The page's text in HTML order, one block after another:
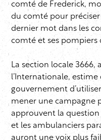
comté de Frederick,
du comté pour
dernier mot dans les
comté et ses pompiers
La section locale 3666,
l’Internationale,
gouvernement
mener une campagne
approuvent la
et les ambulanciers
auront une voix plus